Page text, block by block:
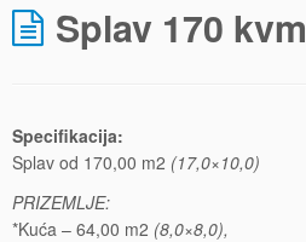
Splav 170 kvm
Specifikacija:
Splav od 170,00 m2 (17,0×10,0)
PRIZEMLJE:
*Kuća – 64,00 m2 (8,0×8,0),